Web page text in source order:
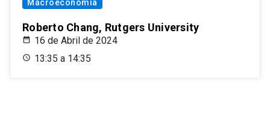
Macroeconomía
Roberto Chang, Rutgers University
16 de Abril de 2024
13:35 a 14:35